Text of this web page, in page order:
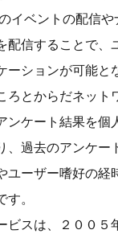
イベントの配信
配信することで、
ションが可能と
とからだネット
ンケート結果を個
、過去のアンケー
ユーザー嗜好の経
。
スは、２００５